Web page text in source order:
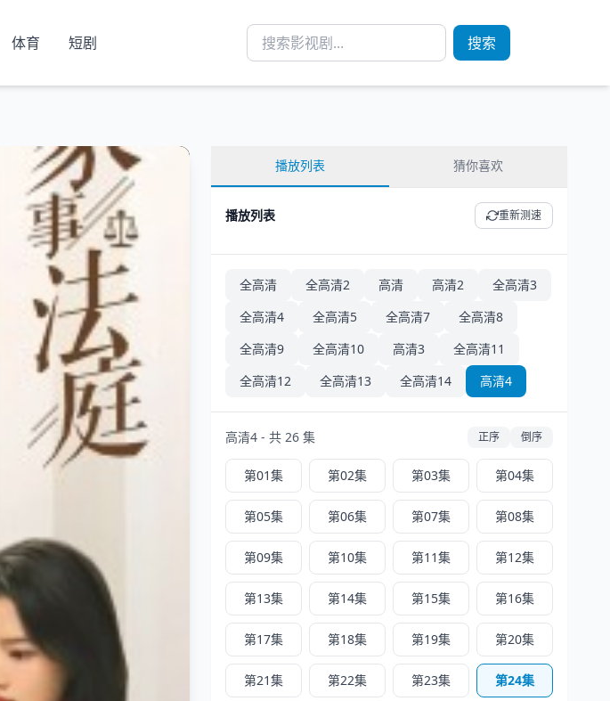
体育 短剧 搜索
播放列表 猜你喜欢
播放列表 重新测速
全高清 全高清2 高清 高清2
全高清3
全高清4
全高清5 全高清7
全高清8
全高清9
全高清10 高清3
全高清11
全高清12
全高清13 全高清14 高清4
高清4 - 共 26 集 正序 倒序
第01集 第02集 第03集 第04集
第05集 第06集 第07集 第08集
第09集 第10集 第11集 第12集
第13集 第14集 第15集 第16集
第17集 第18集 第19集 第20集
第21集 第22集 第23集 第24集